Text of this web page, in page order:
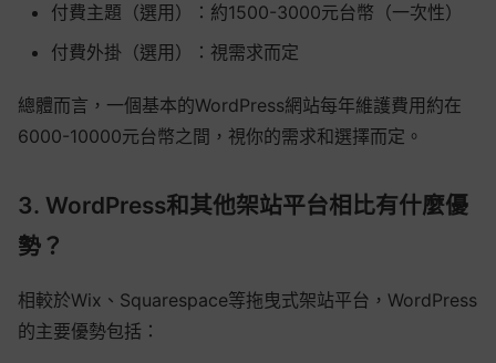
付費主題（選用）：約1500-3000元台幣（一次性）
付費外掛（選用）：視需求而定
總體而言，一個基本的WordPress網站每年維護費用約在
6000-10000元台幣之間，視你的需求和選擇而定。
3. WordPress和其他架站平台相比有什麼優
勢？
相較於Wix、Squarespace等拖曳式架站平台，WordPress
的主要優勢包括：